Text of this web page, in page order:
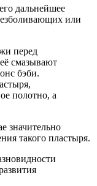
дальнейшее
или
перед
смазывают
бэби.
полотно, а
значительно
такого пластыря.